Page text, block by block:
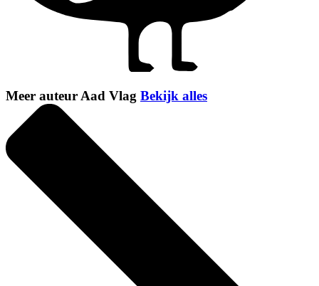
Meer auteur Aad Vlag Bekijk alles